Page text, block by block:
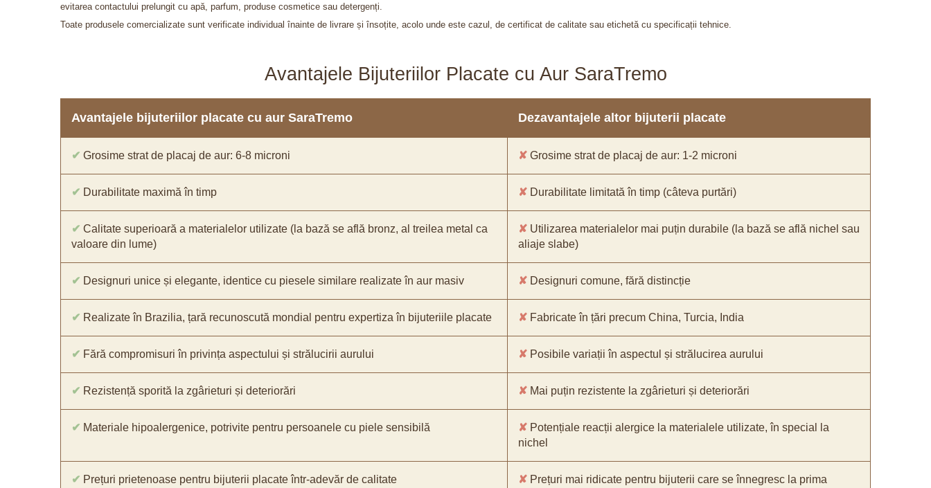
evitarea contactului prelungit cu apă, parfum, produse cosmetice sau detergenți.
Toate produsele comercializate sunt verificate individual înainte de livrare și însoțite, acolo unde este cazul, de certificat de calitate sau etichetă cu specificații tehnice.
Avantajele Bijuteriilor Placate cu Aur SaraTremo
Avantajele bijuteriilor placate cu aur SaraTremo Dezavantajele altor bijuterii placate
✔ Grosime strat de placaj de aur: 6-8 microni ✘ Grosime strat de placaj de aur: 1-2 microni
✔ Durabilitate maximă în timp ✘ Durabilitate limitată în timp (câteva purtări)
✔ Calitate superioară a materialelor utilizate (la bază se află bronz, al treilea metal ca
valoare din lume)
✘ Utilizarea materialelor mai puțin durabile (la bază se află nichel sau
aliaje slabe)
✔ Designuri unice și elegante, identice cu piesele similare realizate în aur masiv ✘ Designuri comune, fără distincție
✔ Realizate în Brazilia, țară recunoscută mondial pentru expertiza în bijuteriile placate ✘ Fabricate în țări precum China, Turcia, India
✔ Fără compromisuri în privința aspectului și strălucirii aurului ✘ Posibile variații în aspectul și strălucirea aurului
✔ Rezistență sporită la zgârieturi și deteriorări ✘ Mai puțin rezistente la zgârieturi și deteriorări
✔ Materiale hipoalergenice, potrivite pentru persoanele cu piele sensibilă ✘ Potențiale reacții alergice la materialele utilizate, în special la
nichel
✔ Prețuri prietenoase pentru bijuterii placate într-adevăr de calitate ✘ Prețuri mai ridicate pentru bijuterii care se înnegresc la prima